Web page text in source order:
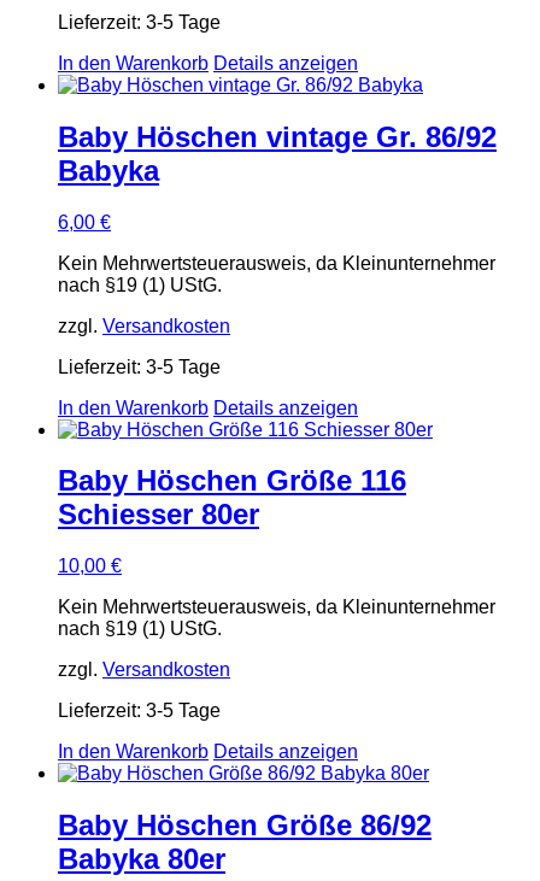
Lieferzeit: 3-5 Tage
In den Warenkorb Details anzeigen
Baby Höschen vintage Gr. 86/92
Babyka
6,00 €
Kein Mehrwertsteuerausweis, da Kleinunternehmer
nach §19 (1) UStG.
zzgl. Versandkosten
Lieferzeit: 3-5 Tage
In den Warenkorb Details anzeigen
Baby Höschen Größe 116
Schiesser 80er
10,00 €
Kein Mehrwertsteuerausweis, da Kleinunternehmer
nach §19 (1) UStG.
zzgl. Versandkosten
Lieferzeit: 3-5 Tage
In den Warenkorb Details anzeigen
Baby Höschen Größe 86/92
Babyka 80er